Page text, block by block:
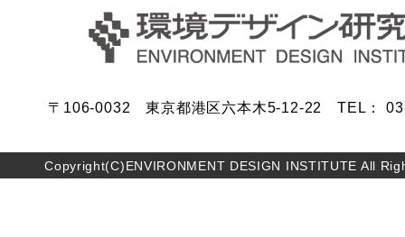
〒106-0032 東京都港区六本木5-12-22 TEL：
Copyright(C)ENVIRONMENT DESIGN INSTITUTE All